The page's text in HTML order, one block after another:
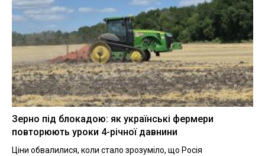
Зерно під блокадою: як українські фермери
повторюють уроки 4-річної давнини
Ціни обвалилися, коли стало зрозуміло, що Росія